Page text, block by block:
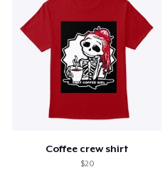
Coffee crew shirt
$20